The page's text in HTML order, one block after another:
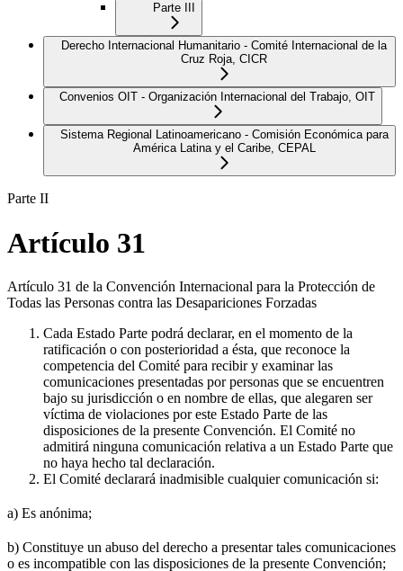
Parte III
Derecho Internacional Humanitario - Comité Internacional de la
Cruz Roja, CICR
Convenios OIT - Organización Internacional del Trabajo, OIT
Sistema Regional Latinoamericano - Comisión Económica para
América Latina y el Caribe, CEPAL
Parte II
Artículo 31
Artículo 31 de la Convención Internacional para la Protección de
Todas las Personas contra las Desapariciones Forzadas
Cada Estado Parte podrá declarar, en el momento de la
ratificación o con posterioridad a ésta, que reconoce la
competencia del Comité para recibir y examinar las
comunicaciones presentadas por personas que se encuentren
bajo su jurisdicción o en nombre de ellas, que alegaren ser
víctima de violaciones por este Estado Parte de las
disposiciones de la presente Convención. El Comité no
admitirá ninguna comunicación relativa a un Estado Parte que
no haya hecho tal declaración.
El Comité declarará inadmisible cualquier comunicación si:
a) Es anónima;
b) Constituye un abuso del derecho a presentar tales comunicaciones
o es incompatible con las disposiciones de la presente Convención;